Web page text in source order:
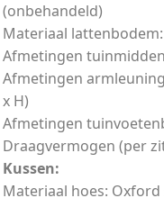
(onbehandeld)
Materiaal
Afmetingen
Afmetingen
x H)
Afmetingen
Draagvermogen (per
Kussen:
Materiaal hoes: